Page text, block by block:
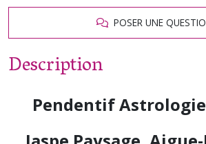
POSER UNE
Description
Pendentif